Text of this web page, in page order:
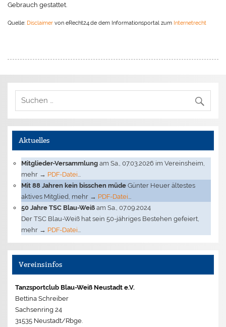
Gebrauch gestattet.
Quelle: Disclaimer von eRecht24.de dem Informationsportal zum Internetrecht
Aktuelles
Mitglieder-Versammlungam Sa., 07.03.2026 im Vereinsheim,
mehr → PDF-Datei
Mit 88 Jahren kein bisschen müdeGünter Heuer ältestes
aktives Mitglied, mehr → PDF-Datei
50 Jahre TSC Blau-Weißam Sa., 07.09.2024
Der TSC Blau-Weiß hat sein 50-jähriges Bestehen gefeiert,
mehr → PDF-Datei
Vereinsinfos
Tanzsportclub Blau-Weiß Neustadt e.V.
Bettina Schreiber
Sachsenring 24
31535 Neustadt/Rbge.